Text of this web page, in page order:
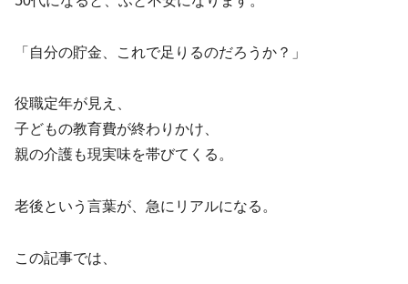
「自分の貯金、これで足りるのだろうか？」
役職定年が見え、
子どもの教育費が終わりかけ、
親の介護も現実味を帯びてくる。
老後という言葉が、急にリアルになる。
この記事では、